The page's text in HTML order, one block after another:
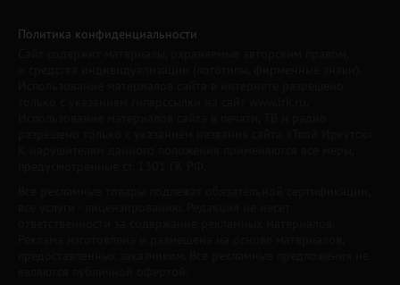
Политика конфиденциальности